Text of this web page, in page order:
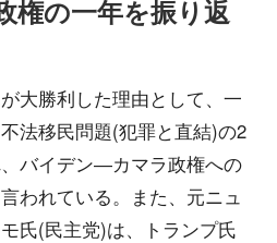
権の一年を振り返
大勝利した理由として、一
法移民問題(犯罪と直結)の2
バイデン―カマラ政権への
われている。また、元ニュ
氏(民主党)は、トランプ氏